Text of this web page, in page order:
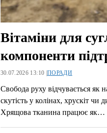
Вітаміни для
компоненти
30.07.2026 13:10 |ПОРАДИ
Свобода руху відчувається як
скутість у колінах, хрускіт
Хрящова тканина працює як…